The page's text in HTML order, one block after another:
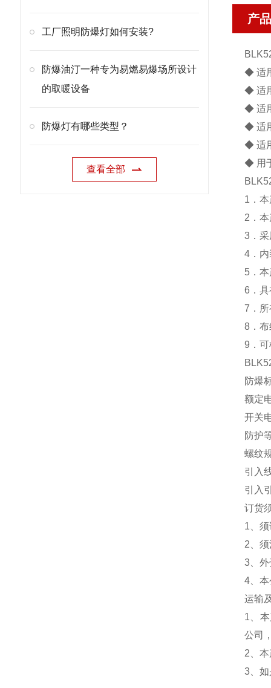
工厂照明防爆灯如何安装?
防爆油汀一种专为易燃易爆场所设计
的取暖设备
防爆灯有哪些类型？
查看全部
产
◆ 适
◆ 适
◆ 适
◆ 适
◆ 适
◆ 用
1．
2．
3．
4．
5．
6．
7．
8．
9．
防爆
额定
开关
防护
螺纹
引入
引入
订货
1、
2、
3、
4、
运输
1、
公司
2、
3、